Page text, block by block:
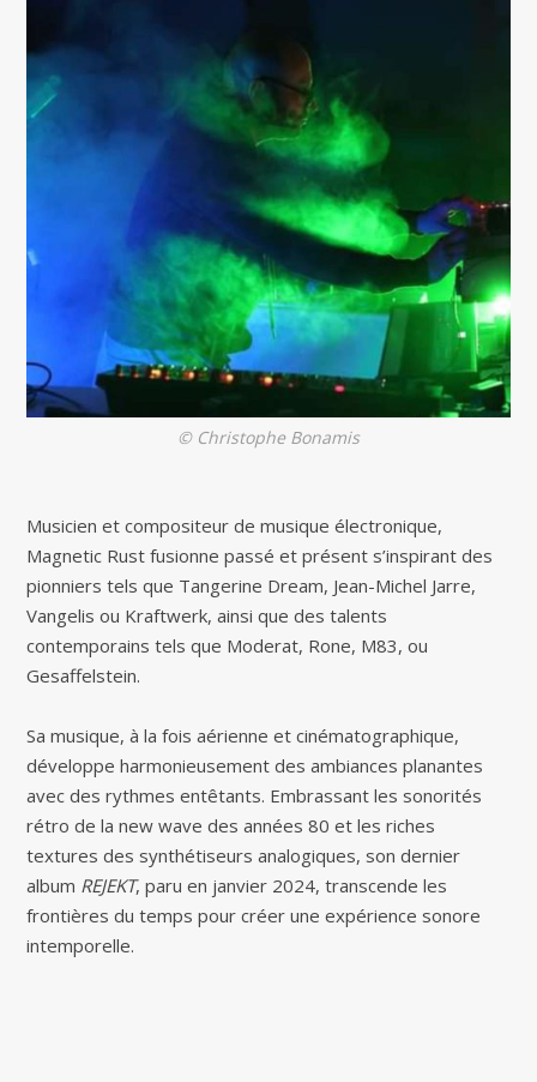
© Christophe Bonamis
Musicien et compositeur de musique électronique,
Magnetic Rust fusionne passé et présent s’inspirant des
pionniers tels que Tangerine Dream, Jean-Michel Jarre,
Vangelis ou Kraftwerk, ainsi que des talents
contemporains tels que Moderat, Rone, M83, ou
Gesaffelstein.
Sa musique, à la fois aérienne et cinématographique,
développe harmonieusement des ambiances planantes
avec des rythmes entêtants. Embrassant les sonorités
rétro de la new wave des années 80 et les riches
textures des synthétiseurs analogiques, son dernier
album REJEKT, paru en janvier 2024, transcende les
frontières du temps pour créer une expérience sonore
intemporelle.